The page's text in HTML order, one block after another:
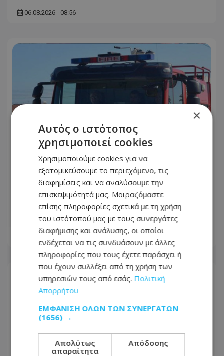
06.08.2026 - 08:56
Παραλίγο τραγωδία στη Λευκωσία:
Ξέχασε την κατσαρόλα στη φωτιά και
παραλίγο να καεί ολόκληρο το
διαμέρισμα
06.08.2026 - 08:55
×
Αυτός ο ιστότοπος
χρησιμοποιεί cookies
Χρησιμοποιούμε cookies για να
εξατομικεύσουμε το περιεχόμενο, τις
διαφημίσεις και να αναλύσουμε την
επισκεψιμότητά μας. Μοιραζόμαστε
επίσης πληροφορίες σχετικά με τη χρήση
του ιστότοπού μας με τους συνεργάτες
διαφήμισης και ανάλυσης, οι οποίοι
ενδέχεται να τις συνδυάσουν με άλλες
πληροφορίες που τους έχετε παράσχει ή
που έχουν συλλέξει από τη χρήση των
υπηρεσιών τους από εσάς. Πολιτική
Απορρήτου
ΕΜΦΆΝΙΣΗ ΌΛΩΝ ΤΩΝ ΣΥΝΕΡΓΑΤΏΝ
(1656) →
Απολύτως
απαραίτητα
Απόδοσης